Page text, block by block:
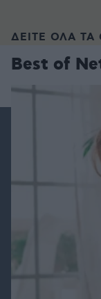
ΔΕΙΤΕ ΟΛΑ ΤΑ
Best of